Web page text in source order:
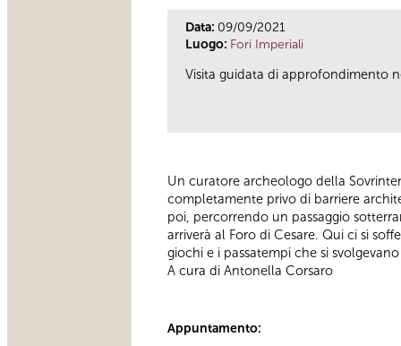
Data: 09/09/2021
Luogo: Fori Imperiali
Visita guidata di approfondimento
Un curatore archeologo della
completamente privo di barriere
poi, percorrendo un passaggio
arriverà al Foro di Cesare. Qui ci si
giochi e i passatempi che si
A cura di Antonella Corsaro
Appuntamento: